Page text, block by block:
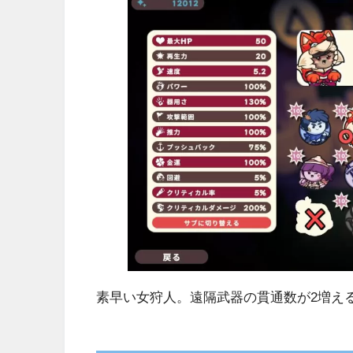
素早い女狩人。遠隔武器の貫通数が2増え